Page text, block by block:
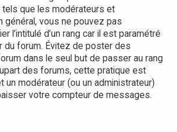
que les modérateurs et
général, vous ne pouvez pas
l’intitulé d’un rang car il est paramétré
du forum. Évitez de poster des
dans le seul but de passer au rang
des forums, cette pratique est
un modérateur (ou un administrateur)
votre compteur de messages.